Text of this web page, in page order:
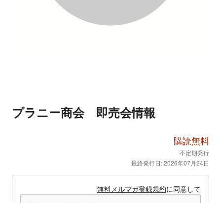
プラニー商会 即売会情報
購読無料
不定期発行
最終発行日: 2026年07月24日
無料メルマガ登録規約に同意して